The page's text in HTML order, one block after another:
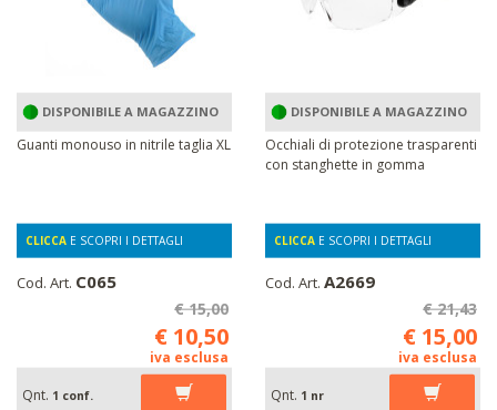
DISPONIBILE A MAGAZZINO
Guanti monouso in nitrile taglia XL
CLICCA E SCOPRI I DETTAGLI
Cod. Art. C065
€ 15,00
€ 10,50
iva esclusa
Qnt. 1 conf.
DISPONIBILE A MAGAZZINO
Occhiali di protezione trasparenti
con stanghette in gomma
CLICCA E SCOPRI I DETTAGLI
Cod. Art. A2669
€ 21,43
€ 15,00
iva esclusa
Qnt. 1 nr